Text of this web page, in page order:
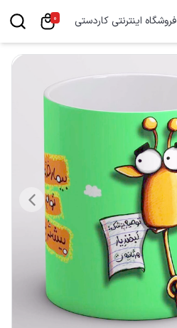
فروشگاه اینترنتی کاردستی 0